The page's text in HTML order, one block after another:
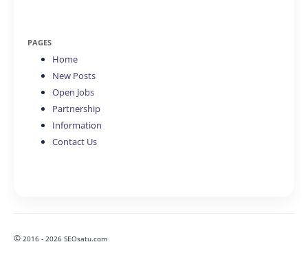
PAGES
Home
New Posts
Open Jobs
Partnership
Information
Contact Us
© 2016 - 2026 SEOsatu.com